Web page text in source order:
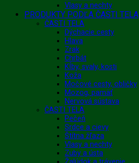
Vlasy a nechty
PRODUKTY PODĽA ČASTI TELA
ČASTI TELA
Dýchacie cesty
Hlava
Zrak
Chrbát
Kĺby, svaly, kosti
Koža
Močové cesty, obličky
Mozog, pamäť
Nervová sústava
ČASTI TELA
Pečeň
Srdce a cievy
Štítna žľaza
Vlasy a nechty
Zuby a ústa